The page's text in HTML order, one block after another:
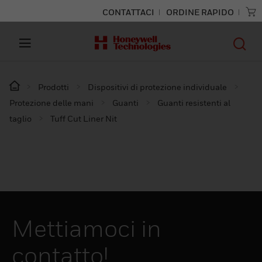
CONTATTACI ORDINE RAPIDO
Prodotti
Dispositivi di protezione individuale
Protezione delle mani
Guanti
Guanti resistenti al
taglio
Tuff Cut Liner Nit
Mettiamoci in
contatto!